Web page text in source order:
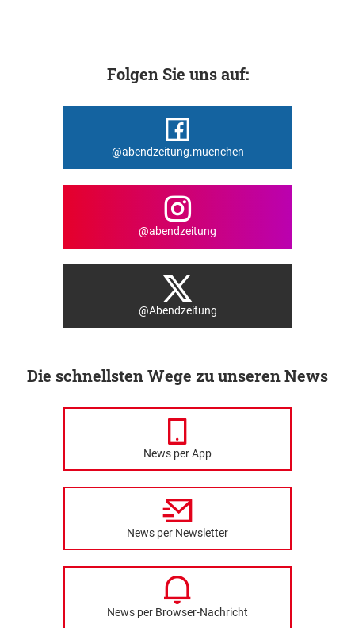
Folgen Sie uns auf:
@abendzeitung.muenchen
@abendzeitung
@Abendzeitung
Die schnellsten Wege zu unseren News
News per App
News per Newsletter
News per Browser-Nachricht